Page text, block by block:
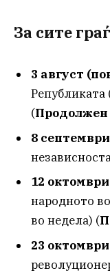
За сите
3 август
Републиката
(
8
12
народното
во недела) (
23